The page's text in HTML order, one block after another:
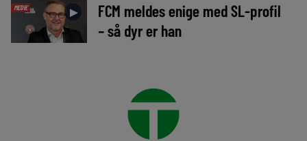
MEDIE ►
FCM meldes enige med SL-profil
– så dyr er han